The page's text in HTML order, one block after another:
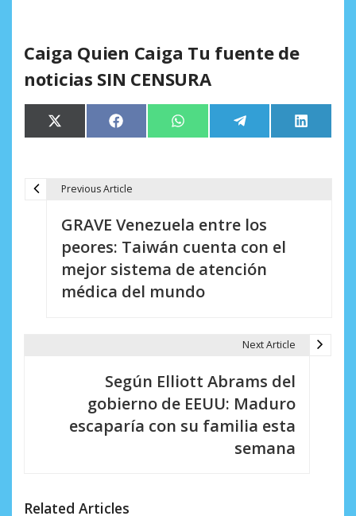
Caiga Quien Caiga Tu fuente de
noticias SIN CENSURA
Compartir
en
X
(Twitter)
Compartir
en
Facebook Compartir
en
WhatsApp Compartir
en
Telegram
en
LinkedIn
Previous Article
GRAVE Venezuela entre los
peores: Taiwán cuenta con el
mejor sistema de atención
médica del mundo
Next Article
Según Elliott Abrams del
gobierno de EEUU: Maduro
escaparía con su familia esta
semana
Related Articles